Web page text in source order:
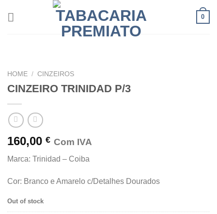
0
HOME / CINZEIROS
CINZEIRO TRINIDAD P/3
160,00 € Com IVA
Marca: Trinidad – Coiba
Cor: Branco e Amarelo c/Detalhes Dourados
Out of stock